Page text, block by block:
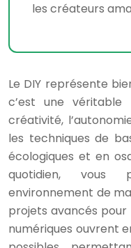
les créateurs
Le DIY représente
c’est une véritable
créativité,
les techniques de
écologiques et en
quotidien, vous
environnement de
projets avancés pour
numériques ouvrent